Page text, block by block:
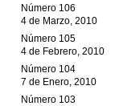
Número 106
4 de Marzo, 2010
Número 105
4 de Febrero, 2010
Número 104
7 de Enero, 2010
Número 103